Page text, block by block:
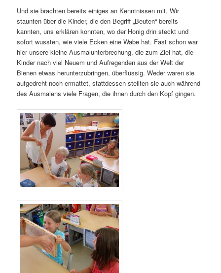
Und sie brachten bereits einiges an Kenntnissen mit. Wir
staunten über die Kinder, die den Begriff „Beuten“ bereits
kannten, uns erklären konnten, wo der Honig drin steckt und
sofort wussten, wie viele Ecken eine Wabe hat. Fast schon war
hier unsere kleine Ausmalunterbrechung, die zum Ziel hat, die
Kinder nach viel Neuem und Aufregenden aus der Welt der
Bienen etwas herunterzubringen, überflüssig. Weder waren sie
aufgedreht noch ermattet, stattdessen stellten sie auch während
des Ausmalens viele Fragen, die ihnen durch den Kopf gingen.